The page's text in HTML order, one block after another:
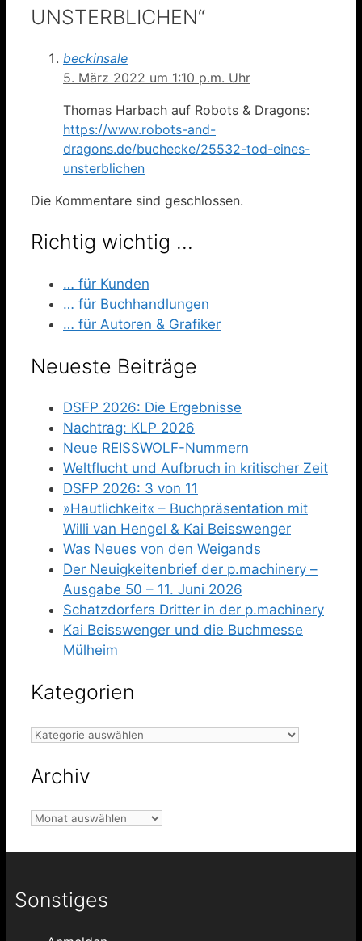
UNSTERBLICHEN“
beckinsale
5. März 2022 um 1:10 p.m. Uhr
Thomas Harbach auf Robots & Dragons:
https://www.robots-and-
dragons.de/buchecke/25532-tod-eines-
unsterblichen
Die Kommentare sind geschlossen.
Richtig wichtig …
… für Kunden
… für Buchhandlungen
… für Autoren & Grafiker
Neueste Beiträge
DSFP 2026: Die Ergebnisse
Nachtrag: KLP 2026
Neue REISSWOLF-Nummern
Weltflucht und Aufbruch in kritischer Zeit
DSFP 2026: 3 von 11
»Hautlichkeit« – Buchpräsentation mit
Willi van Hengel & Kai Beisswenger
Was Neues von den Weigands
Der Neuigkeitenbrief der p.machinery –
Ausgabe 50 – 11. Juni 2026
Schatzdorfers Dritter in der p.machinery
Kai Beisswenger und die Buchmesse
Mülheim
Kategorien
Kategorien
Archiv
Archiv
Sonstiges